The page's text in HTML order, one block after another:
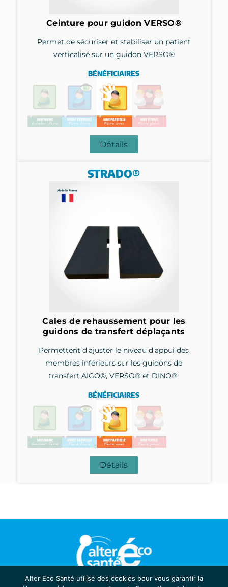
Ceinture pour guidon VERSO®
Permet de sécuriser et stabiliser un patient
verticalisé sur un guidon VERSO®
BÉNÉFICIAIRES
Détails
STRADO®
Cales de rehaussement pour les
guidons de transfert déplaçants
Permettent d’ajuster le niveau d’appui des
membres inférieurs sur les guidons de
transfert AIGO®, VERSO® et DINO®.
BÉNÉFICIAIRES
Détails
Alter Eco Santé utilise des cookies pour vous garantir la